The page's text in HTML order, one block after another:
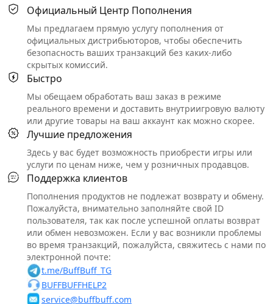
Официальный Центр Пополнения
Мы предлагаем прямую услугу пополнения от
официальных дистрибьюторов, чтобы обеспечить
безопасность ваших транзакций без каких-либо
скрытых комиссий.
Быстро
Мы обещаем обработать ваш заказ в режиме
реального времени и доставить внутриигровую валюту
или другие товары на ваш аккаунт как можно скорее.
Лучшие предложения
Здесь у вас будет возможность приобрести игры или
услуги по ценам ниже, чем у розничных продавцов.
Поддержка клиентов
Пополнения продуктов не подлежат возврату и обмену.
Пожалуйста, внимательно заполняйте свой ID
пользователя, так как после успешной оплаты возврат
или обмен невозможен. Если у вас возникли проблемы
во время транзакций, пожалуйста, свяжитесь с нами по
электронной почте:
t.me/BuffBuff_TG
BUFFBUFFHELP2
service@buffbuff.com